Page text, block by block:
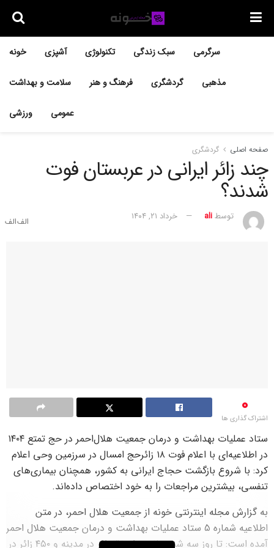
خونه آشپزی تکنولوژی سبک زندگی سرگرمی
سلامت و بهداشت فرهنگ و هنر گردشگری مذهبی
ورزشی عمومی
صفحه اصلی گردشگری
چند زائر ایرانی در عربستان فوت
شدند؟
توسطali خرداد ۲۱, ۱۴۰۴
0
اشتراک گذاری ها
ستاد عملیات بهداشت و درمان جمعیت هلال‌احمر در حج تمتع ۱۴۰۴
در اطلاعیه‌ای با اعلام فوت ۱۸ زائرحج امسال در سرزمین وحی اعلام
کرد: با شروع بازگشت حجاج ایرانی به کشور، همچنان بیماری‌های
تنفسی، بیشترین مراجعات را به خود اختصاص داده‌اند.
به گزارش مجله اینترنتی خونه از جمعیت هلال احمر، در متن
اطلاعیه شماره ۵ ستاد عملیات بهداشت و درمان جمعیت هلال احمر
آمده است: تا روز سه شنبه ۲۰ خرداد ۳۶ زائر در مدینه و ۴۵۰ زائر در